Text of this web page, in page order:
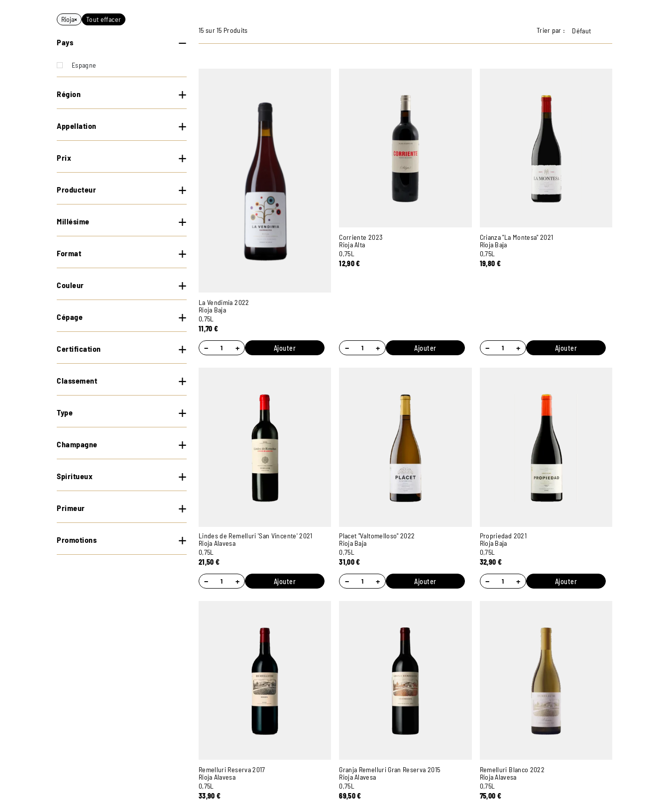
Rioja× Tout effacer
Pays
Espagne
Région
Appellation
Prix
Producteur
Millésime
Format
Couleur
Cépage
Certification
Classement
Type
Champagne
Spiritueux
Primeur
Promotions
15 sur 15 Produits Trier par : Défaut
La Vendimia 2022
Rioja Baja
0,75L
11,70€
− + Ajouter
Corriente 2023
Rioja Alta
0,75L
12,90€
− + Ajouter
Crianza "La Montesa" 2021
Rioja Baja
0,75L
19,80 €
− + Ajouter
Lindes de Remelluri 'San Vincente' 2021
Rioja Alavesa
0,75L
21,50€
− + Ajouter
Placet "Valtomelloso" 2022
Rioja Baja
0,75L
31,00€
− + Ajouter
Propriedad 2021
Rioja Baja
0,75L
32,90 €
− + Ajouter
Remelluri Reserva 2017
Rioja Alavesa
0,75L
33,90€
Granja Remelluri Gran Reserva 2015
Rioja Alavesa
0,75L
69,50€
Remelluri Blanco 2022
Rioja Alavesa
0,75L
75,00 €